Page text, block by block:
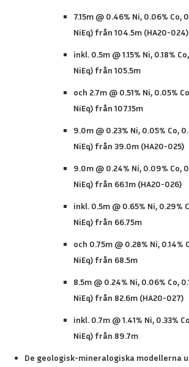
7.15m @ 0.46% Ni, 0.06% Co,
NiEq) från 104.5m (HA20-024)
inkl. 0.5m @ 1.15% Ni, 0.18%
NiEq) från 105.5m
och 2.7m @ 0.51% Ni, 0.05%
NiEq) från 107.15m
9.0m @ 0.23% Ni, 0.05% Co,
NiEq) från 39.0m (HA20-025)
9.0m @ 0.24% Ni, 0.09% Co,
NiEq) från 66.1m (HA20-026)
inkl. 0.5m @ 0.65% Ni, 0.29%
NiEq) från 66.75m
och 0.75m @ 0.28% Ni, 0.14%
NiEq) från 68.5m
8.5m @ 0.24% Ni, 0.06% Co,
NiEq) från 82.6m (HA20-027)
inkl. 0.7m @ 1.41% Ni, 0.33%
NiEq) från 89.7m
De geologisk-mineralogiska modellerna